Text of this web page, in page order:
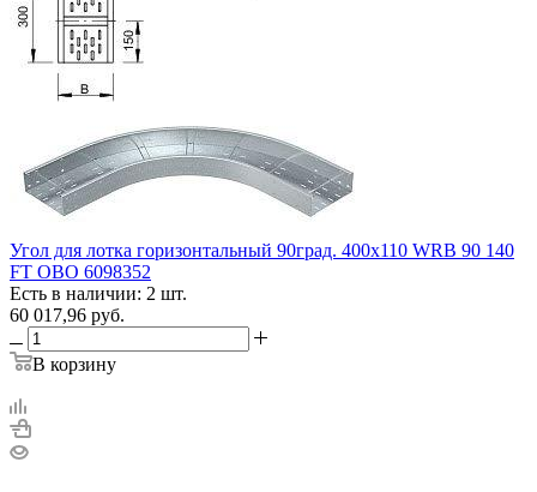
Угол для лотка горизонтальный 90град. 400х110 WRB 90 140
FT OBO 6098352
Есть в наличии: 2 шт.
60 017,96 руб.
В корзину